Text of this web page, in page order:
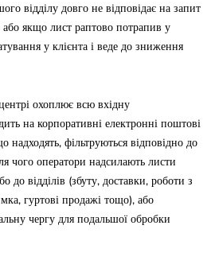
відділу довго не відповідає на запит
якщо лист раптово потрапив у
у клієнта і веде до зниження
охоплює всю вхідну
на корпоративні електронні поштові
надходять, фільтруються відповідно до
чого оператори надсилають листи
до відділів (збуту, доставки, роботи з
гуртові продажі тощо), або
чергу для подальшої обробки